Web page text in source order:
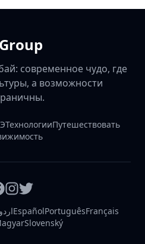
современное чудо, где
а возможности
ТехнологииПутешествовать
EspañolPortuguêsFrançais
Slovenský